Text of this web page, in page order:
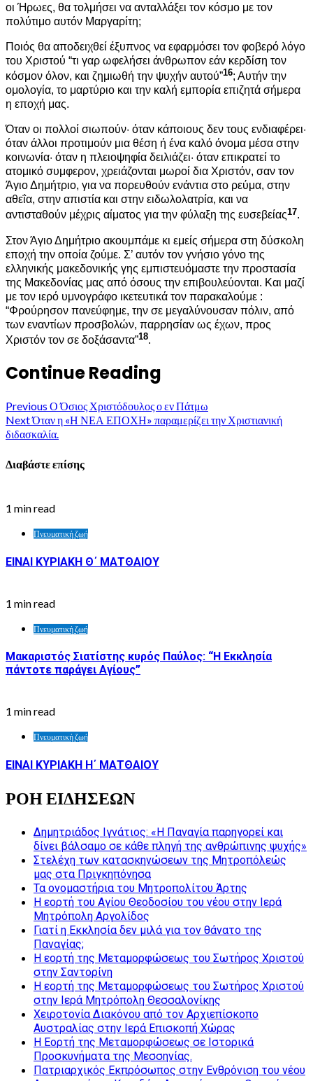
οι Ήρωες, θα τολμήσει να ανταλλάξει τον κόσμο με τον
πολύτιμο αυτόν Μαργαρίτη;
Ποιός θα αποδειχθεί έξυπνος να εφαρμόσει τον φοβερό λόγο
του Χριστού “τι γαρ ωφελήσει άνθρωπον εάν κερδίση τον
κόσμον όλον, και ζημιωθή την ψυχήν αυτού”16; Αυτήν την
ομολογία, το μαρτύριο και την καλή εμπορία επιζητά σήμερα
η εποχή μας.
Όταν οι πολλοί σιωπούν· όταν κάποιους δεν τους ενδιαφέρει·
όταν άλλοι προτιμούν μια θέση ή ένα καλό όνομα μέσα στην
κοινωνία· όταν η πλειοψηφία δειλιάζει· όταν επικρατεί το
ατομικό συμφερον, χρειάζονται μωροί δια Χριστόν, σαν τον
Άγιο Δημήτριο, για να πορευθούν ενάντια στο ρεύμα, στην
αθεΐα, στην απιστία και στην ειδωλολατρία, και να
αντισταθούν μέχρις αίματος για την φύλαξη της ευσεβείας17.
Στον Άγιο Δημήτριο ακουμπάμε κι εμείς σήμερα στη δύσκολη
εποχή την οποία ζούμε. Σ’ αυτόν τον γνήσιο γόνο της
ελληνικής μακεδονικής γης εμπιστευόμαστε την προστασία
της Μακεδονίας μας από όσους την επιβουλεύονται. Και μαζί
με τον ιερό υμνογράφο ικετευτικά τον παρακαλούμε :
“Φρούρησον πανεύφημε, την σε μεγαλύνουσαν πόλιν, από
των εναντίων προσβολών, παρρησίαν ως έχων, προς
Χριστόν τον σε δοξάσαντα”18.
Continue Reading
Previous Ο Όσιος Χριστόδουλος ο εν Πάτμω
NextΌταν η «Η ΝΕΑ ΕΠΟΧΗ» παραμερίζει την Χριστιανική
διδασκαλία.
Διαβάστε επίσης
1 min read
Πνευματική ζωή
ΕΙΝΑΙ ΚΥΡΙΑΚΗ Θ΄ ΜΑΤΘΑΙΟΥ
1 min read
Πνευματική ζωή
Μακαριστός Σιατίστης κυρός Παύλος: “Η Εκκλησία
πάντοτε παράγει Αγίους”
1 min read
Πνευματική ζωή
ΕΙΝΑΙ ΚΥΡΙΑΚΗ Η΄ ΜΑΤΘΑΙΟΥ
ΡΟΗ ΕΙΔΗΣΕΩΝ
Δημητριάδος Ιγνάτιος: «Η Παναγία παρηγορεί και
δίνει βάλσαμο σε κάθε πληγή της ανθρώπινης ψυχής»
Στελέχη των κατασκηνώσεων της Μητροπόλεώς
μας στα Πριγκηπόνησα
Τα ονομαστήρια του Μητροπολίτου Άρτης
Η εορτή του Αγίου Θεοδοσίου του νέου στην Ιερά
Μητρόπολη Αργολίδος
Γιατί η Εκκλησία δεν μιλά για τον θάνατο της
Παναγίας;
Η εορτή της Μεταμορφώσεως του Σωτήρος Χριστού
στην Σαντορίνη
Η εορτή της Μεταμορφώσεως του Σωτήρος Χριστού
στην Ιερά Μητρόπολη Θεσσαλονίκης
Χειροτονία Διακόνου από τον Αρχιεπίσκοπο
Αυστραλίας στην Ιερά Επισκοπή Χώρας
Η Εορτή της Μεταμορφώσεως σε Ιστορικά
Προσκυνήματα της Μεσσηνίας.
Πατριαρχικός Εκπρόσωπος στην Ενθρόνιση του νέου